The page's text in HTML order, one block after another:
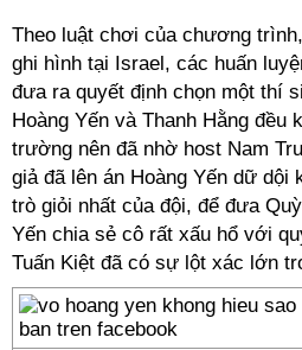
Theo luật chơi của chương
ghi hình tại Israel, các huấn
đưa ra quyết định chọn một thí
Hoàng Yến và Thanh Hằng đều
trường nên đã nhờ host Nam
giả đã lên án Hoàng Yến dữ dội
trò giỏi nhất của đội, để đưa
Yến chia sẻ cô rất xấu hổ với
Tuấn Kiệt đã có sự lột xác lớn